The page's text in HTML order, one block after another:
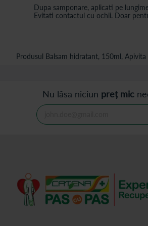
Dupa samponare, aplicati pe
Evitati contactul cu ochii. Doar
Produsul Balsam hidratant, 150ml,
Nu lăsa niciun preț mic